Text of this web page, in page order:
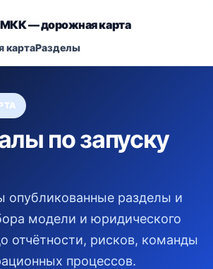
— дорожная карта
картаРазделы
по запуску
опубликованные разделы и
модели и юридического
отчётности, рисков, команды
процессов.